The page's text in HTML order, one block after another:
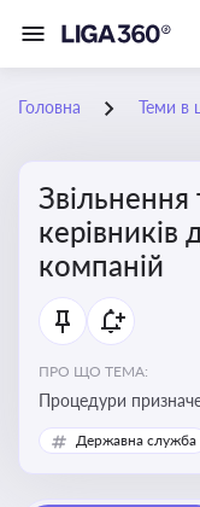
Головна Теми в
керівників
компаній
ПРО ЩО ТЕМА:
Процедури
установ та
Державна служба